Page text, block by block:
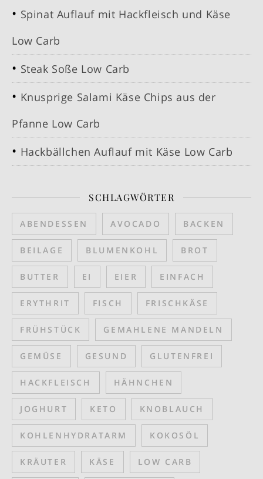
Spinat Auflauf mit Hackfleisch und Käse
Low Carb
Steak Soße Low Carb
Knusprige Salami Käse Chips aus der
Pfanne Low Carb
Hackbällchen Auflauf mit Käse Low Carb
SCHLAGWÖRTER
ABENDESSEN AVOCADO BACKEN
BEILAGE BLUMENKOHL BROT
BUTTER EI EIER EINFACH
ERYTHRIT FISCH FRISCHKÄSE
FRÜHSTÜCK GEMAHLENE MANDELN
GEMÜSE GESUND GLUTENFREI
HACKFLEISCH HÄHNCHEN
JOGHURT KETO KNOBLAUCH
KOHLENHYDRATARM KOKOSÖL
KRÄUTER KÄSE LOW CARB